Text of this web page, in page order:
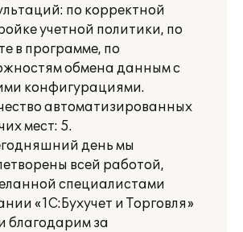
по корректной
учетной политики, по
в программе, по
обмена данным с
конфигурациями.
автоматизированных
мест: 5.
день мы
всей работой,
специалистами
«1С:Бухучет и Торговля»
благодарим за